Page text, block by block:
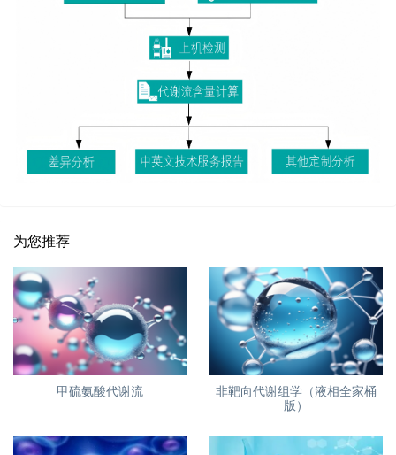
为您推荐
甲硫氨酸代谢流
非靶向代谢组学（液相全家桶
版）